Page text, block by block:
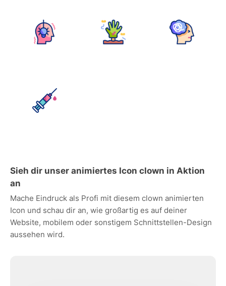
Sieh dir unser animiertes Icon clown in Aktion
an
Mache Eindruck als Profi mit diesem clown animierten
Icon und schau dir an, wie großartig es auf deiner
Website, mobilem oder sonstigem Schnittstellen-Design
aussehen wird.